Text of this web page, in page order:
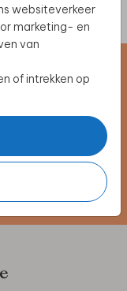
websiteverkeer
marketing- en
van
of intrekken op
(win)acties en
Schrijf je nu in